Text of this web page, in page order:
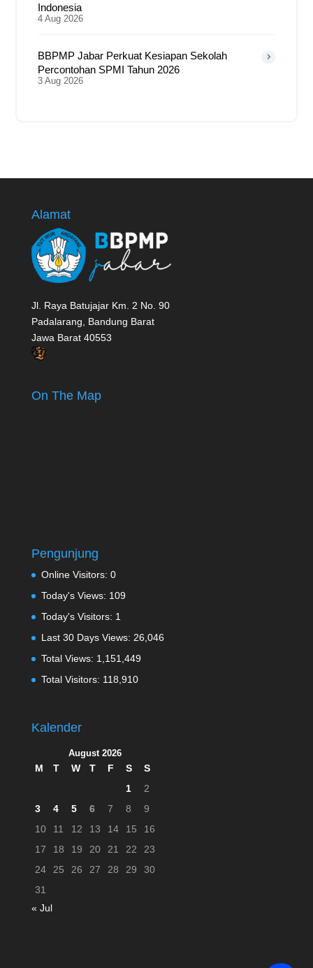
Indonesia
4 Aug 2026
BBPMP Jabar Perkuat Kesiapan Sekolah
Percontohan SPMI Tahun 2026
3 Aug 2026
Alamat
Jl. Raya Batujajar Km. 2 No. 90
Padalarang, Bandung Barat
Jawa Barat 40553
On The Map
Pengunjung
Online Visitors: 0
Today's Views: 109
Today's Visitors: 1
Last 30 Days Views: 26,046
Total Views: 1,151,449
Total Visitors: 118,910
Kalender
August 2026
M T W T F S
S
1
2
3
4 5 6 7 8
9
10
11 12 13 14 15
16
17
18 19 20 21 22
23
24
25 26 27 28 29
30
31
« Jul